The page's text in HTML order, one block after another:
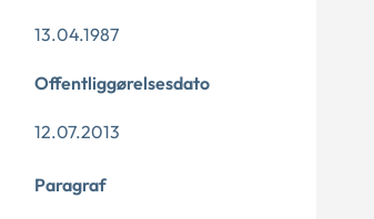
13.04.1987
Offentliggørelsesdato
12.07.2013
Paragraf